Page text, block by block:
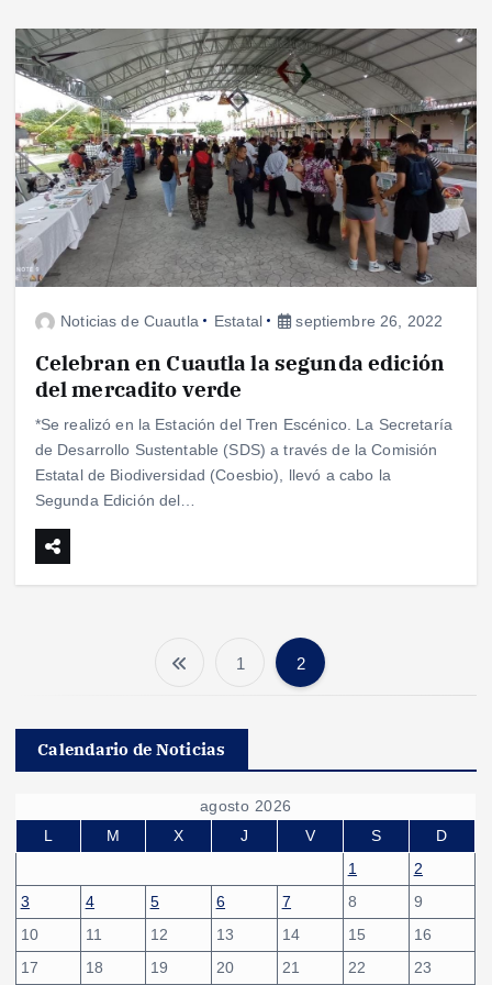
Noticias de Cuautla Estatal septiembre 26, 2022
Celebran en Cuautla la segunda edición
del mercadito verde
*Se realizó en la Estación del Tren Escénico. La Secretaría
de Desarrollo Sustentable (SDS) a través de la Comisión
Estatal de Biodiversidad (Coesbio), llevó a cabo la
Segunda Edición del…
a
g
i
n
a
1 2
Calendario de Noticias
agosto 2026
L
M X J V S
D
1
2
3
4 5 6 7 8
9
10
11 12 13 14 15
16
17
18 19 20 21 22
23